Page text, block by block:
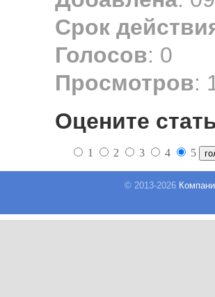
Срок
Голосов: 0
Просмотров:
Оцените
1 2 3 4 5
© 2013-2026